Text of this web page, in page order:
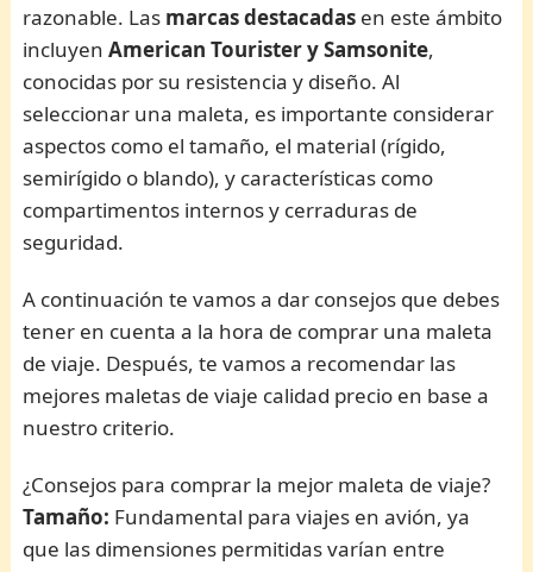
razonable. Las marcas destacadas en este ámbito
incluyenAmerican Tourister y Samsonite,
conocidas por su resistencia y diseño. Al
seleccionar una maleta, es importante considerar
aspectos como el tamaño, el material (rígido,
semirígido o blando), y características como
compartimentos internos y cerraduras de
seguridad.
A continuación te vamos a dar consejos que debes
tener en cuenta a la hora de comprar una maleta
de viaje. Después, te vamos a recomendar las
mejores maletas de viaje calidad precio en base a
nuestro criterio.
¿Consejos para comprar la mejor maleta de viaje?
Tamaño: Fundamental para viajes en avión, ya
que las dimensiones permitidas varían entre